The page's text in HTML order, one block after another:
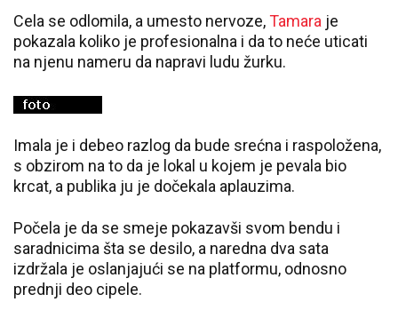
Cela se odlomila, a umesto nervoze,Tamara je
pokazala koliko je profesionalna i da to neće uticati
na njenu nameru da napravi ludu žurku.
Imala je i debeo razlog da bude srećna i raspoložena,
s obzirom na to da je lokal u kojem je pevala bio
krcat, a publika ju je dočekala aplauzima.
Počela je da se smeje pokazavši svom bendu i
saradnicima šta se desilo, a naredna dva sata
izdržala je oslanjajući se na platformu, odnosno
prednji deo cipele.